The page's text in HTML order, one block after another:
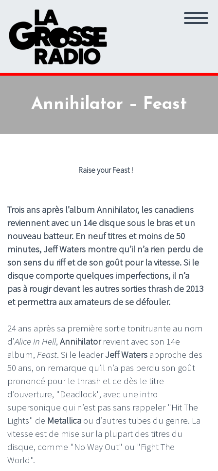
Annihilator – Feast
Raise your Feast !
Trois ans après l’album Annihilator, les canadiens
reviennent avec un 14e disque sous le bras et un
nouveau batteur. En neuf titres et moins de 50
minutes, Jeff Waters montre qu’il n’a rien perdu de
son sens du riff et de son goût pour la vitesse. Si le
disque comporte quelques imperfections, il n’a
pas à rougir devant les autres sorties thrash de 2013
et permettra aux amateurs de se défouler.
24 ans après sa première sortie tonitruante au nom
d’Alice In Hell, Annihilatorrevient avec son 14e
album, Feast. Si le leaderJeff Waters approche des
50 ans, on remarque qu’il n’a pas perdu son goût
prononcé pour le thrash et ce dès le titre
d’ouverture, "Deadlock", avec une intro
supersonique qui n’est pas sans rappeler "Hit The
Lights" de Metallica ou d’autres tubes du genre. La
vitesse est de mise sur la plupart des titres du
disque, comme "No Way Out" ou "Fight The
World".